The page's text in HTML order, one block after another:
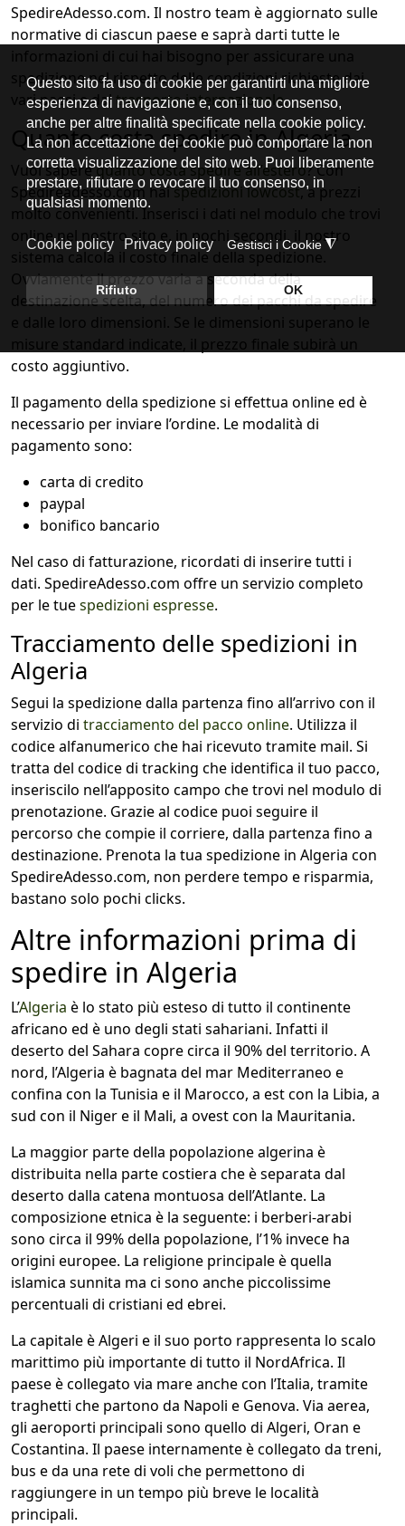
SpedireAdesso.com. Il nostro team è aggiornato sulle
normative di ciascun paese e saprà darti tutte le
informazioni di cui hai bisogno per assicurare una
spedizione nel rispetto delle condizioni richieste dai
vari paesi e dal trasporto internazionale.
Quanto costa spedire in Algeria
Vuoi saperequanto costa spedire all’estero? Con
Spedireadesso.com haispedizioni lowcost, a prezzi
molto convenienti. Inserisci i dati nel modulo che trovi
online nel nostro sito e, in pochi secondi, il nostro
sistema calcola il costo finale della spedizione.
Ovviamente il prezzo varia a seconda della
destinazione scelta, del numero dei pacchi da spedire
e dalle loro dimensioni. Se le dimensioni superano le
misure standard indicate, il prezzo finale subirà un
costo aggiuntivo.
Il pagamento della spedizione si effettua online ed è
necessario per inviare l’ordine. Le modalità di
pagamento sono:
carta di credito
paypal
bonifico bancario
Nel caso di fatturazione, ricordati di inserire tutti i
dati. SpedireAdesso.com offre un servizio completo
per le tuespedizioni espresse.
Tracciamento delle spedizioni in
Algeria
Segui la spedizione dalla partenza fino all’arrivo con il
servizio di tracciamento del pacco online. Utilizza il
codice alfanumerico che hai ricevuto tramite mail. Si
tratta del codice di tracking che identifica il tuo pacco,
inseriscilo nell’apposito campo che trovi nel modulo di
prenotazione. Grazie al codice puoi seguire il
percorso che compie il corriere, dalla partenza fino a
destinazione. Prenota la tua spedizione in Algeria con
SpedireAdesso.com, non perdere tempo e risparmia,
bastano solo pochi clicks.
Altre informazioni prima di
spedire in Algeria
L’Algeria è lo stato più esteso di tutto il continente
africano ed è uno degli stati sahariani. Infatti il
deserto del Sahara copre circa il 90% del territorio. A
nord, l’Algeria è bagnata del mar Mediterraneo e
confina con la Tunisia e il Marocco, a est con la Libia, a
sud con il Niger e il Mali, a ovest con la Mauritania.
La maggior parte della popolazione algerina è
distribuita nella parte costiera che è separata dal
deserto dalla catena montuosa dell’Atlante. La
composizione etnica è la seguente: i berberi-arabi
sono circa il 99% della popolazione, l’1% invece ha
origini europee. La religione principale è quella
islamica sunnita ma ci sono anche piccolissime
percentuali di cristiani ed ebrei.
La capitale è Algeri e il suo porto rappresenta lo scalo
marittimo più importante di tutto il NordAfrica. Il
paese è collegato via mare anche con l’Italia, tramite
traghetti che partono da Napoli e Genova. Via aerea,
gli aeroporti principali sono quello di Algeri, Oran e
Costantina. Il paese internamente è collegato da treni,
bus e da una rete di voli che permettono di
raggiungere in un tempo più breve le località
principali.